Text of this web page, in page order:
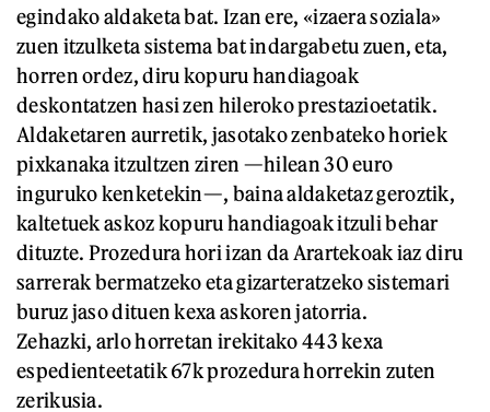
egindako aldaketa bat. Izan ere, «izaera soziala»
zuen itzulketa sistema bat indargabetu zuen, eta,
horren ordez, diru kopuru handiagoak
deskontatzen hasi zen hileroko prestazioetatik.
Aldaketaren aurretik, jasotako zenbateko horiek
pixkanaka itzultzen ziren —hilean 30 euro
inguruko kenketekin—, baina aldaketaz geroztik,
kaltetuek askoz kopuru handiagoak itzuli behar
dituzte. Prozedura hori izan da Arartekoak iaz diru
sarrerak bermatzeko eta gizarteratzeko sistemari
buruz jaso dituen kexa askoren jatorria.
Zehazki, arlo horretan irekitako 443 kexa
espedienteetatik 67k prozedura horrekin zuten
zerikusia.